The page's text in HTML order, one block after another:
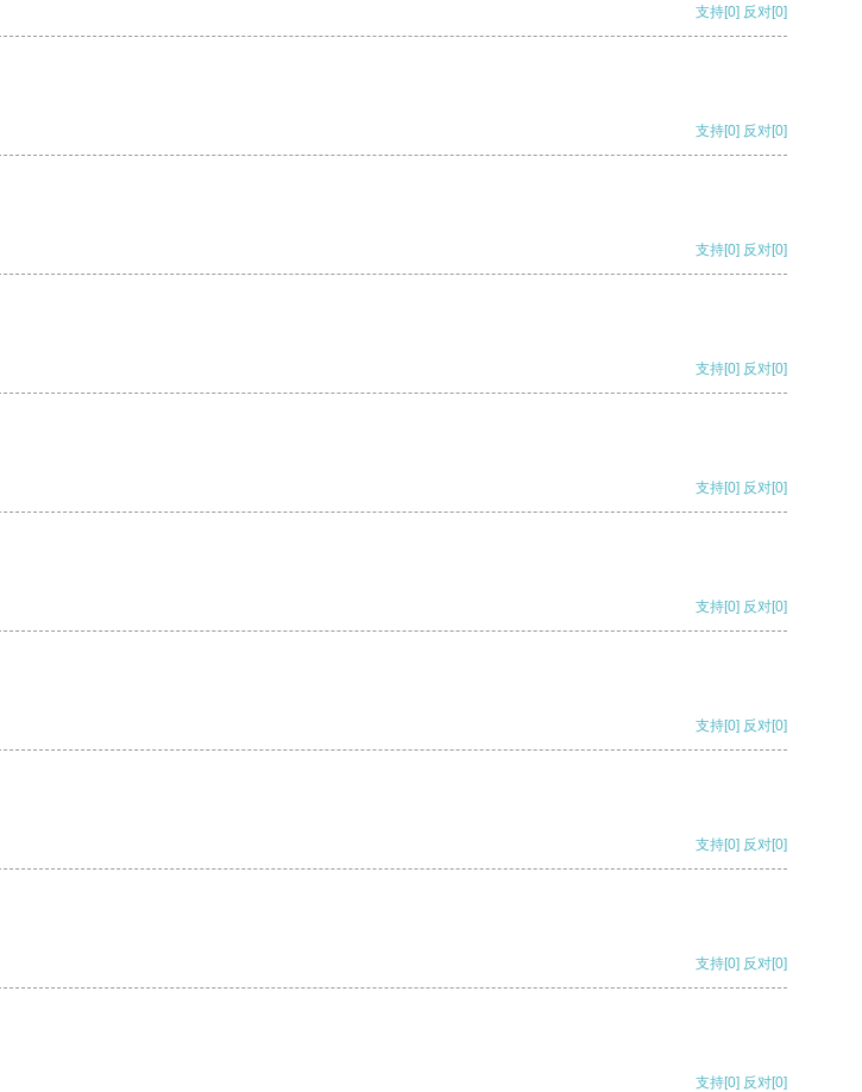
支持[0] 反对[0]
支持[0] 反对[0]
支持[0] 反对[0]
支持[0] 反对[0]
支持[0] 反对[0]
支持[0] 反对[0]
支持[0] 反对[0]
支持[0] 反对[0]
支持[0] 反对[0]
支持[0] 反对[0]